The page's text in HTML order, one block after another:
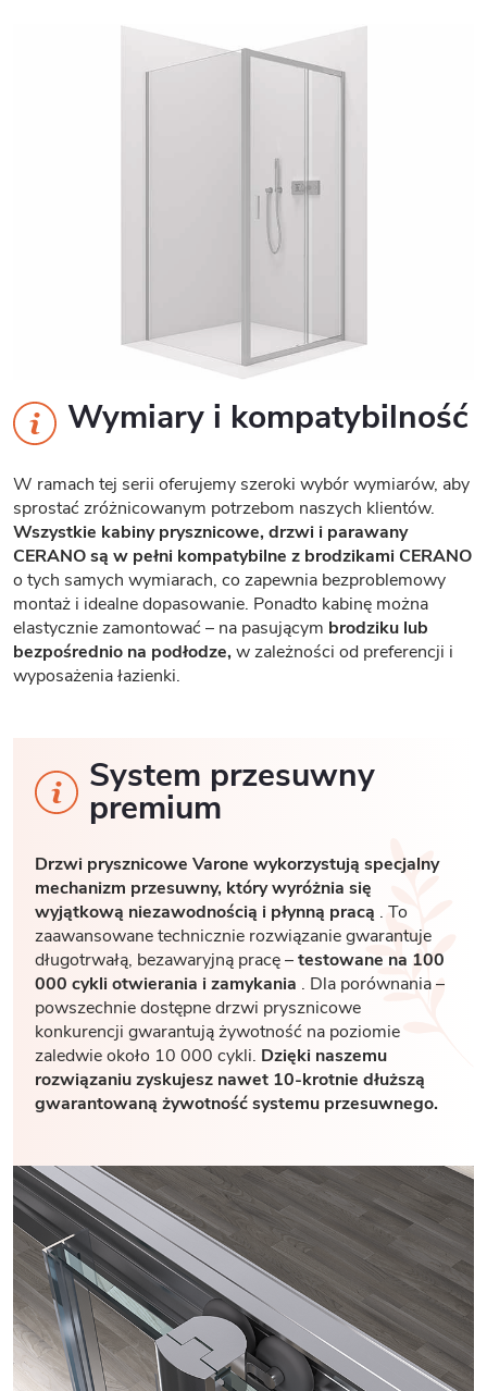
Wymiary i kompatybilność
W ramach tej serii oferujemy szeroki wybór wymiarów, aby
sprostać zróżnicowanym potrzebom naszych klientów.
Wszystkie kabiny prysznicowe, drzwi i parawany
CERANO są w pełni kompatybilne z brodzikami CERANO
o tych samych wymiarach, co zapewnia bezproblemowy
montaż i idealne dopasowanie. Ponadto kabinę można
elastycznie zamontować – na pasującym brodziku lub
bezpośrednio na podłodze,w zależności od preferencji i
wyposażenia łazienki.
System przesuwny
premium
Drzwi prysznicowe Varone wykorzystują specjalny
mechanizm przesuwny, który wyróżnia się
wyjątkową niezawodnością i płynną pracą . To
zaawansowane technicznie rozwiązanie gwarantuje
długotrwałą, bezawaryjną pracę –testowane na 100
000 cykli otwierania i zamykania . Dla porównania –
powszechnie dostępne drzwi prysznicowe
konkurencji gwarantują żywotność na poziomie
zaledwie około 10 000 cykli. Dzięki naszemu
rozwiązaniu zyskujesz nawet 10-krotnie dłuższą
gwarantowaną żywotność systemu przesuwnego.